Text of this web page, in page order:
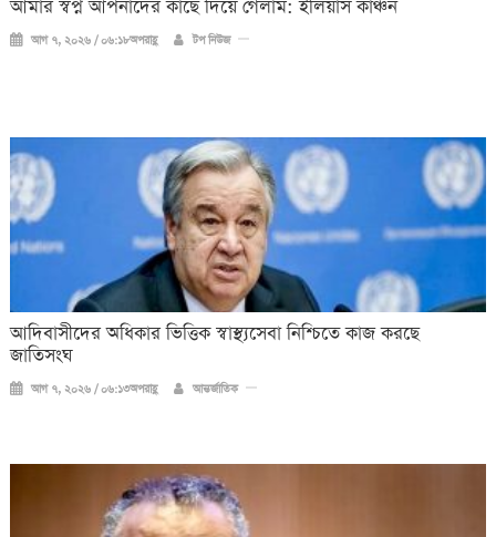
আমার স্বপ্ন আপনাদের কাছে দিয়ে গেলাম: ইলিয়াস কাঞ্চন
আগ ৭, ২০২৬ / ০৬:১৮অপরাহ্ণ টপ নিউজ
আদিবাসীদের অধিকার ভিত্তিক স্বাস্থ্যসেবা নিশ্চিতে কাজ করছে
জাতিসংঘ
আগ ৭, ২০২৬ / ০৬:১৩অপরাহ্ণ আন্তর্জাতিক